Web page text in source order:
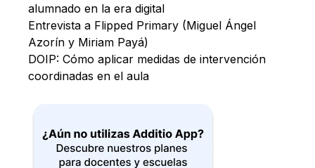
alumnado en la era digital
Entrevista a Flipped Primary (Miguel Ángel
Azorín y Miriam Payá)
DOIP: Cómo aplicar medidas de intervención
coordinadas en el aula